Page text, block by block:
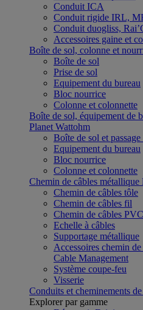
Conduit ICA
Conduit rigide IRL,
Conduit duogliss,
Accessoires gaine et
Boîte de sol, colonne et
Boîte de sol
Prise de sol
Equipement du bureau
Bloc nourrice
Colonne et colonnette
Boîte de sol, équipement de
Planet Wattohm
Boîte de sol et
Equipement du bureau
Bloc nourrice
Colonne et colonnette
Chemin de câbles
Chemin de câbles tôle
Chemin de câbles fil
Chemin de câbles PVC
Echelle à câbles
Supportage métallique
Accessoires chemin
Cable Management
Système coupe-feu
Visserie
Conduits et cheminements
Explorer par gamme